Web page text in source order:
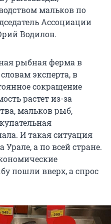
мальков по
Ассоциации
Водилов.
рыбная ферма в
эксперта, в
сокращение
растет из-за
мальков рыб,
И такая ситуация
а по всей стране.
пошли вверх, а спрос